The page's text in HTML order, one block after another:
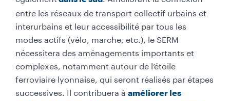
entre les réseaux de transport collectif urbains et
interurbains et leur accessibilité par tous les
modes actifs (vélo, marche, etc.), le SERM
nécessitera des aménagements importants et
complexes, notamment autour de l’étoile
ferroviaire lyonnaise, qui seront réalisés par étapes
successives. Il contribuera à améliorer les